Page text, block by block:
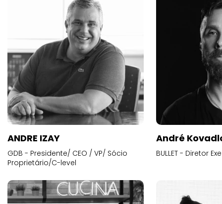
ANDRE IZAY
GDB - Presidente/ CEO / VP/ Sócio
Proprietário/C-level
André
BULLET - Diretor